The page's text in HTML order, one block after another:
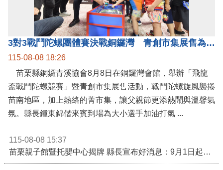
3對3戰鬥陀螺團體賽決戰銅鑼灣 青創市集展售為父親節增添繽紛
115-08-08 18:26
苗栗縣銅鑼青溪協會8月8日在銅鑼灣會館，舉辦「飛龍
盃戰鬥陀螺競賽」暨青創市集展售活動，戰鬥陀螺旋風襲捲
苗南地區，加上熱絡的菁市集，讓父親節更添熱鬧與溫馨氣
氛。縣長鍾東錦偕來賓到場為大小選手加油打氣 ...
115-08-08 15:37
苗栗親子館暨托嬰中心揭牌 縣長宣布好消息：9月1日起調降臨時托嬰費用